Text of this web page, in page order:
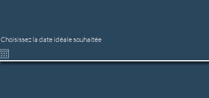
Choisissez la date idéale souhaitée